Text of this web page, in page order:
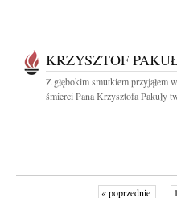
KRZYSZTOF
Z głębokim smutkiem przyjąłem
śmierci Pana Krzysztofa Pakuły
« poprzednie 1